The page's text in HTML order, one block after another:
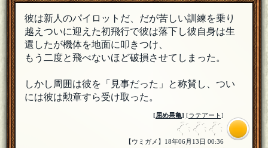
彼は新人のパイロットだ、だが苦しい訓練を乗り
越えついに迎えた初飛行で彼は落下し彼自身は生
還したが機体を地面に叩きつけ、
もう二度と飛べないほど破損させてしまった。
しかし周囲は彼を「見事だった」と称賛し、つい
には彼は勲章すら受け取った。
[屈め果亀] [ラテアート]
【ウミガメ】18年06月13日 00:36